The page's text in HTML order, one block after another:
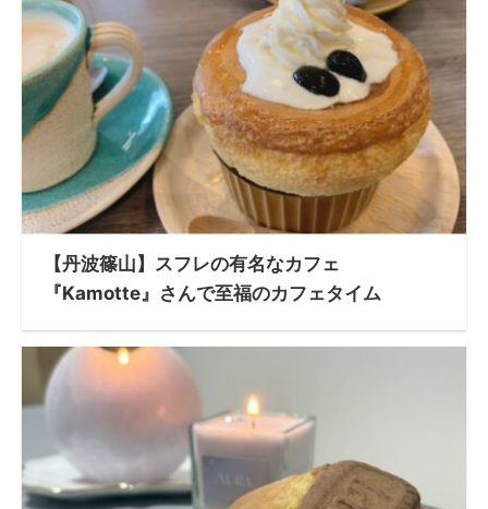
【丹波篠山】スフレの有名なカフェ
『Kamotte』さんで至福のカフェタイム